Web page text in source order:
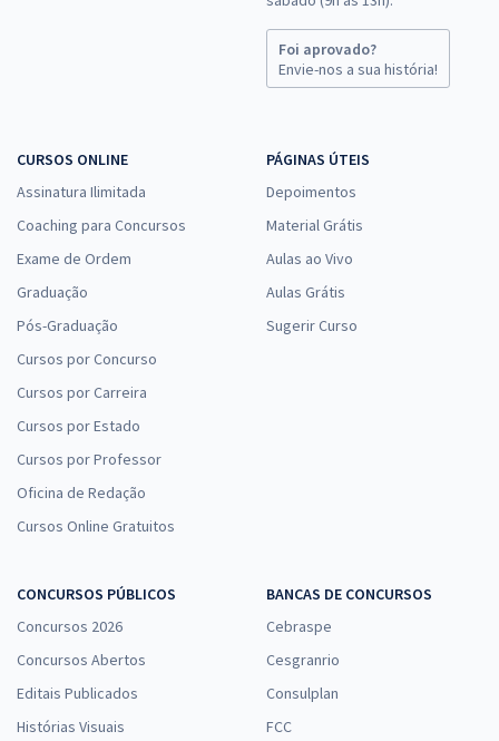
Foi aprovado?
Envie-nos a sua história!
CURSOS ONLINE
Assinatura Ilimitada
Coaching para Concursos
Exame de Ordem
Graduação
Pós-Graduação
Cursos por Concurso
Cursos por Carreira
Cursos por Estado
Cursos por Professor
Oficina de Redação
Cursos Online Gratuitos
PÁGINAS ÚTEIS
Depoimentos
Material Grátis
Aulas ao Vivo
Aulas Grátis
Sugerir Curso
CONCURSOS PÚBLICOS
Concursos 2026
Concursos Abertos
Editais Publicados
Histórias Visuais
BANCAS DE CONCURSOS
Cebraspe
Cesgranrio
Consulplan
FCC